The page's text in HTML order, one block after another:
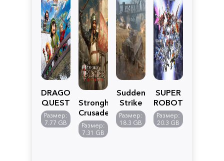
DRAGON
QUEST
VII
Reimagined
Размер:
7.77 GB
Stronghold
Crusader:
Definitive
Edition
Размер:
7.31 GB
Sudden
Strike
5
Размер:
18.3 GB
SUPER
ROBOT
WARS
Y
Размер:
20.3 GB